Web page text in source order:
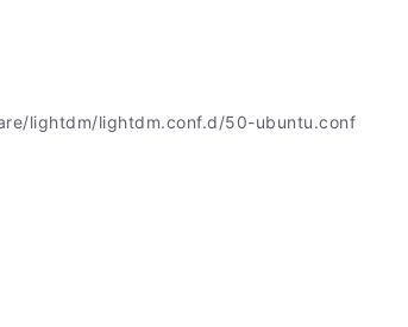
lightdm/lightdm.conf.d/50-ubuntu.conf